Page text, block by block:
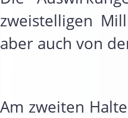
zweistelligen
aber auch von
Am zweiten